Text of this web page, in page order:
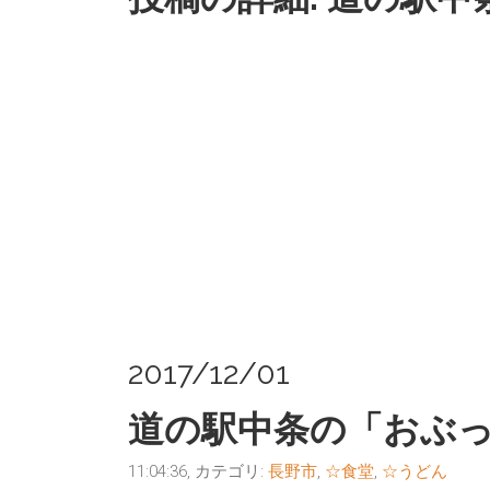
2017/12/01
道の駅中条の「おぶ
11:04:36, カテゴリ: 長野市, ☆食堂, ☆うどん